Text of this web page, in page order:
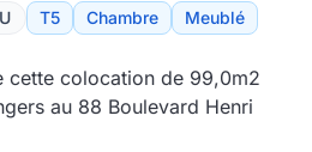
T5 Chambre Meublé
cette colocation de 99,0m2
au 88 Boulevard Henri